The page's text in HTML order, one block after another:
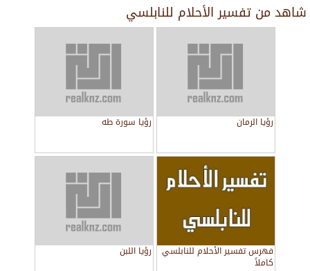
شاهد من تفسير الأحلام للنابلسي
رؤيا الرمان رؤيا سورة طه
فهرس تفسير الأحلام للنابلسي
كاملاً
رؤيا اللبن